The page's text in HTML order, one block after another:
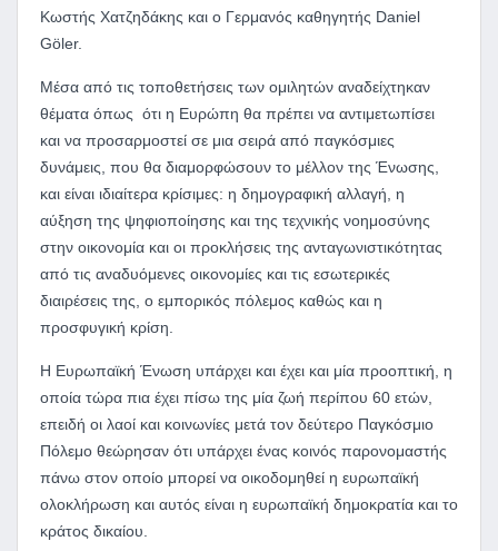
Κωστής Χατζηδάκης και ο Γερμανός καθηγητής Daniel
Göler.
Μέσα από τις τοποθετήσεις των ομιλητών αναδείχτηκαν
θέματα όπως ότι η Ευρώπη θα πρέπει να αντιμετωπίσει
και να προσαρμοστεί σε μια σειρά από παγκόσμιες
δυνάμεις, που θα διαμορφώσουν το μέλλον της Ένωσης,
και είναι ιδιαίτερα κρίσιμες: η δημογραφική αλλαγή, η
αύξηση της ψηφιοποίησης και της τεχνικής νοημοσύνης
στην οικονομία και οι προκλήσεις της ανταγωνιστικότητας
από τις αναδυόμενες οικονομίες και τις εσωτερικές
διαιρέσεις της, ο εμπορικός πόλεμος καθώς και η
προσφυγική κρίση.
Η Ευρωπαϊκή Ένωση υπάρχει και έχει και μία προοπτική, η
οποία τώρα πια έχει πίσω της μία ζωή περίπου 60 ετών,
επειδή οι λαοί και κοινωνίες μετά τον δεύτερο Παγκόσμιο
Πόλεμο θεώρησαν ότι υπάρχει ένας κοινός παρονομαστής
πάνω στον οποίο μπορεί να οικοδομηθεί η ευρωπαϊκή
ολοκλήρωση και αυτός είναι η ευρωπαϊκή δημοκρατία και το
κράτος δικαίου.